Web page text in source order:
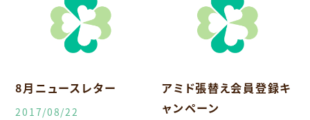
8月ニュースレター
2017/08/22
アミド張替え会員登録キ
ャンペーン